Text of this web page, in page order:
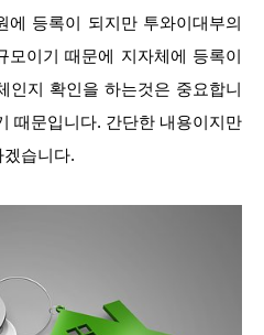
에 등록이 되지만 투와이대부의
모이기 때문에 지자체에 등록이
인지 확인을 하는것은 중요합니
때문입니다. 간단한 내용이지만
습니다.